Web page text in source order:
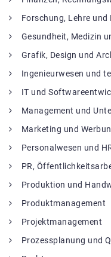
Forschung, Lehre und
Gesundheit, Medizin
Grafik, Design und
Ingenieurwesen und
IT und
Management und
Marketing und
Personalwesen und
PR,
Produktion und
Produktmanagement
Projektmanagement
Prozessplanung und